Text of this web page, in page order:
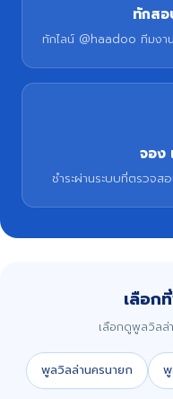
ทักสอ
ทักไลน์ @haadoo ทีมงา
จอง
ชำระผ่านระบบที่ตรวจส
เลือก
เลือกดูพูลวิลล่
พูลวิลล่านครนายก พู